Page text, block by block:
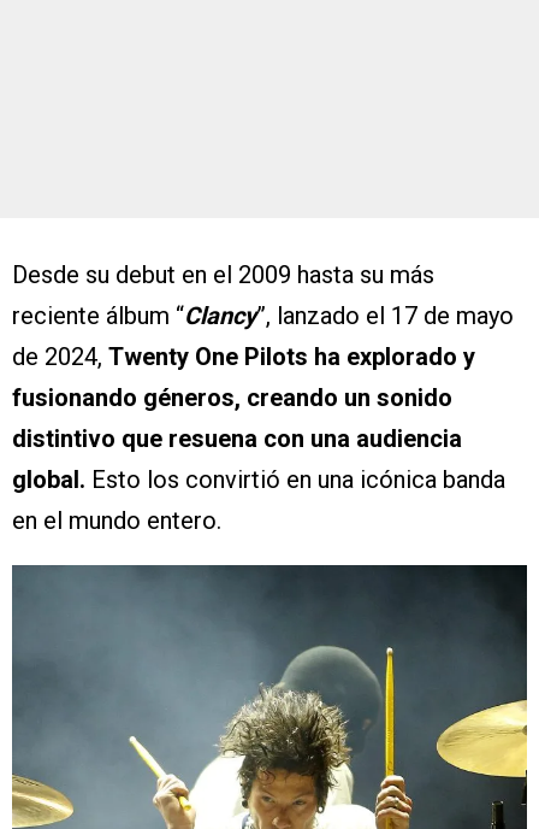
Desde su debut en el 2009 hasta su más
reciente álbum “Clancy”, lanzado el 17 de mayo
de 2024, Twenty One Pilots ha explorado y
fusionando géneros, creando un sonido
distintivo que resuena con una audiencia
global. Esto los convirtió en una icónica banda
en el mundo entero.